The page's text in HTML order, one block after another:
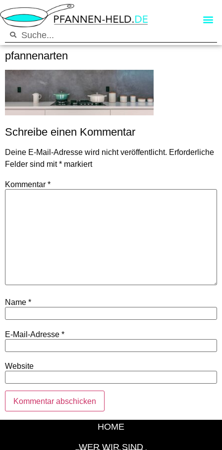
pfannenarten
Schreibe einen Kommentar
Deine E-Mail-Adresse wird nicht veröffentlicht. Erforderliche
Felder sind mit* markiert
Kommentar *
Name *
E-Mail-Adresse *
Website
HOME
WER WIR SIND